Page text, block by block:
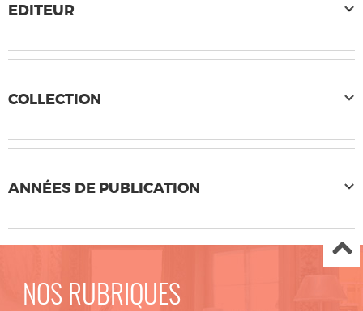
EDITEUR
COLLECTION
ANNÉES DE PUBLICATION
NOS RUBRIQUES